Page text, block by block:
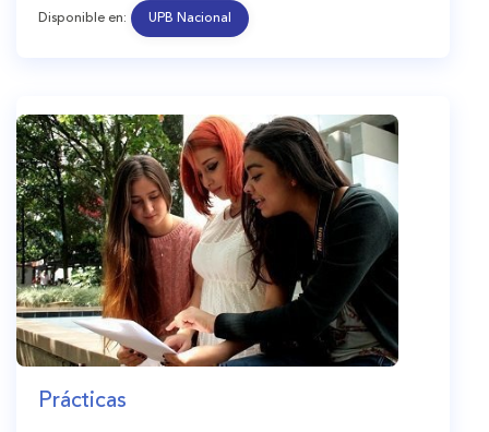
Disponible en: UPB Nacional
Prácticas